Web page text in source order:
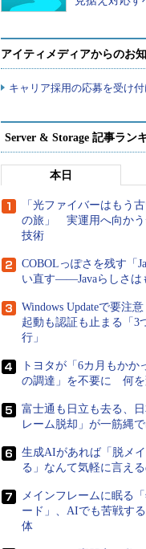
Windows 10でストップ
リーン（Blue Screen of
ブルースクリーンを見
」
には、顔文字はありませ
画面5
筆者紹介
山市 良（やまいち りょう）
岩手県花巻市在住。
IT出版社、中堅企業のシ
品、テクノロジーを中心に
を手掛ける。個人ブログは
アイティメディアからのお
キャリア採用の応募を受け
Server & Storage 記事ラン
本日
「光ファイバーはもう
の旅」 実運用へ向かう
技術
COBOLっぽさを残す「
い直す――Javaらしさは
Windows Updateで要注
起動も認証も止まる「3
行」
トヨタが「6カ月もかか
の調達」を不要に 何を
富士通も日立も去る、
レーム脱却」が一筋縄
生成AIがあれば「脱メ
る」なんて気軽に言え
メインフレームに眠る
ード」、AIでも苦戦す
体